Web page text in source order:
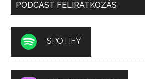
PODCAST FELIRATKOZÁS
SPOTIFY